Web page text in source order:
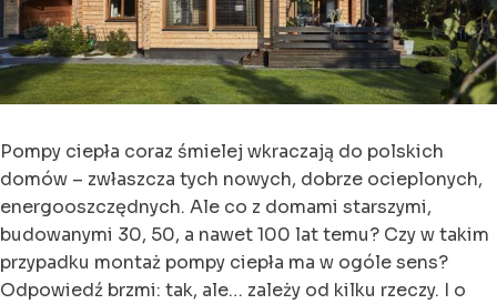
Pompy ciepła coraz śmielej wkraczają do polskich
domów – zwłaszcza tych nowych, dobrze ocieplonych,
energooszczędnych. Ale co z domami starszymi,
budowanymi 30, 50, a nawet 100 lat temu? Czy w takim
przypadku montaż pompy ciepła ma w ogóle sens?
Odpowiedź brzmi: tak, ale… zależy od kilku rzeczy. I o